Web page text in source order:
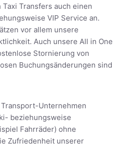
Transfers auch einen
VIP Service an.
vor allem unsere
Auch unsere All in One
Stornierung von
Buchungsänderungen sind
Unternehmen
beziehungsweise
Fahrräder) ohne
Zufriedenheit unserer